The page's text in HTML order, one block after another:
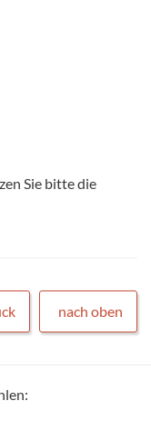
Sie bitte die
nach oben